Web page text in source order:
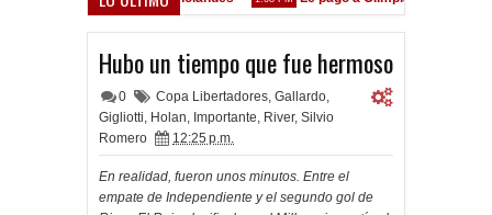
Hubo un tiempo que fue hermoso
0 Copa Libertadores, Gallardo,
Gigliotti, Holan, Importante, River, Silvio
Romero
12:25 p.m.
En realidad, fueron unos minutos. Entre el
empate de Independiente y el segundo gol de